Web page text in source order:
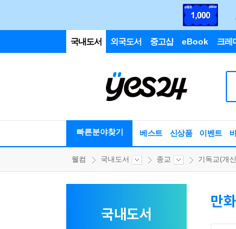
국내도서 외국도서 중고샵 eBook 크레
빠른분야찾기 베스트 신상품 이벤트
웰컴 국내도서 종교 기독교(개
국내도서
만